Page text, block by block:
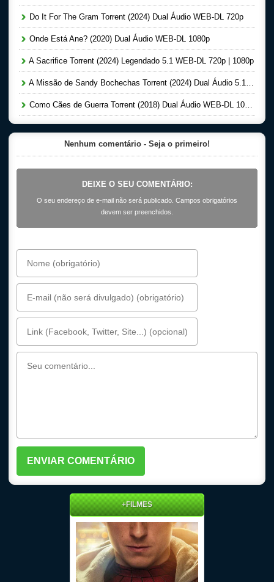
Do It For The Gram Torrent (2024) Dual Áudio WEB-DL 720p
Onde Está Ane? (2020) Dual Áudio WEB-DL 1080p
A Sacrifice Torrent (2024) Legendado 5.1 WEB-DL 720p | 1080p
A Missão de Sandy Bochechas Torrent (2024) Dual Áudio 5.1 WEB-DL 1080p
Como Cães de Guerra Torrent (2018) Dual Áudio WEB-DL 1080p
Nenhum comentário - Seja o primeiro!
DEIXE O SEU COMENTÁRIO:
O seu endereço de e-mail não será publicado. Campos obrigatórios
devem ser preenchidos.
+FILMES